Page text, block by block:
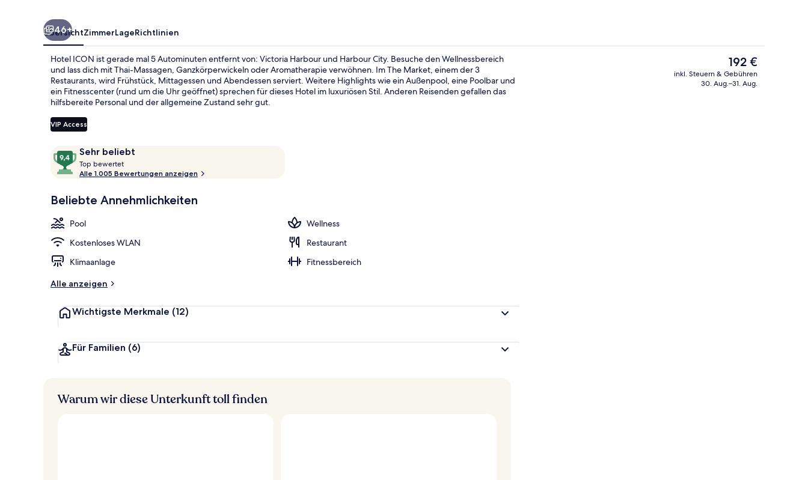
Außenbereich 3 Restaurants; Frühstück,
46+
ÜbersichtZimmerLageRichtlinien
Hotel ICON ist gerade mal 5 Autominuten entfernt von: Victoria Harbour und Harbour City. Besuche den Wellnessbereich
und lass dich mit Thai-Massagen, Ganzkörperwickeln oder Aromatherapie verwöhnen. Im The Market, einem der 3
Restaurants, wird Frühstück, Mittagessen und Abendessen serviert. Weitere Highlights wie ein Außenpool, eine Poolbar und
ein Fitnesscenter (rund um die Uhr geöffnet) sprechen für dieses Hotel im luxuriösen Stil. Anderen Reisenden gefallen das
hilfsbereite Personal und der allgemeine Zustand sehr gut.
VIP Access
Bewertungen
Sehr beliebt
9,4
von
10,
beliebt
Top bewertet
o
b
e
r
Alle 1.005 Bewertungen anzeigen
Beliebte Annehmlichkeiten
Pool
Wellness
Kostenloses WLAN
Restaurant
Klimaanlage
Fitnessbereich
Alle anzeigen
Wichtigste Merkmale (12)
Für Familien (6)
Der
aktuelle
Preis
192 €
inkl. Steuern & Gebühren
30. Aug.–31. Aug.
Warum wir diese Unterkunft toll finden